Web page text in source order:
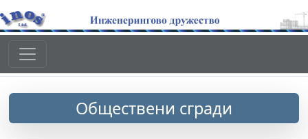
Обществени сгради